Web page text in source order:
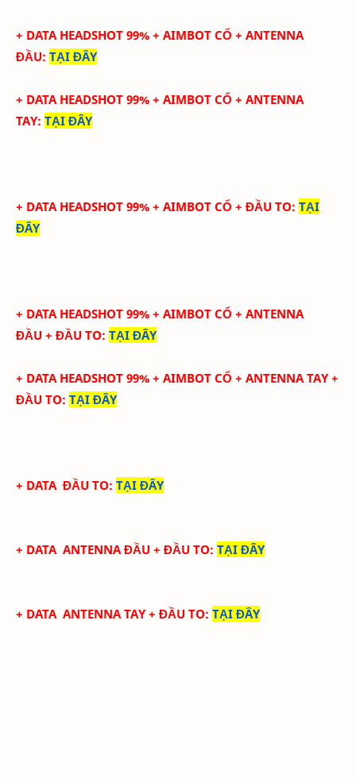
+ DATA HEADSHOT 99% + AIMBOT CỔ + ANTENNA
ĐẦU: TẠI ĐÂY
+ DATA HEADSHOT 99% + AIMBOT CỔ + ANTENNA
TAY: TẠI ĐÂY
+ DATA HEADSHOT 99% + AIMBOT CỔ + ĐẦU TO: TẠI
ĐÂY
+ DATA HEADSHOT 99% + AIMBOT CỔ + ANTENNA
ĐẦU + ĐẦU TO: TẠI ĐÂY
+ DATA HEADSHOT 99% + AIMBOT CỔ + ANTENNA TAY+
ĐẦU TO: TẠI ĐÂY
+ DATA ĐẦU TO: TẠI ĐÂY
+ DATA ANTENNA ĐẦU + ĐẦU TO: TẠI ĐÂY
+ DATA ANTENNA TAY+ ĐẦU TO: TẠI ĐÂY